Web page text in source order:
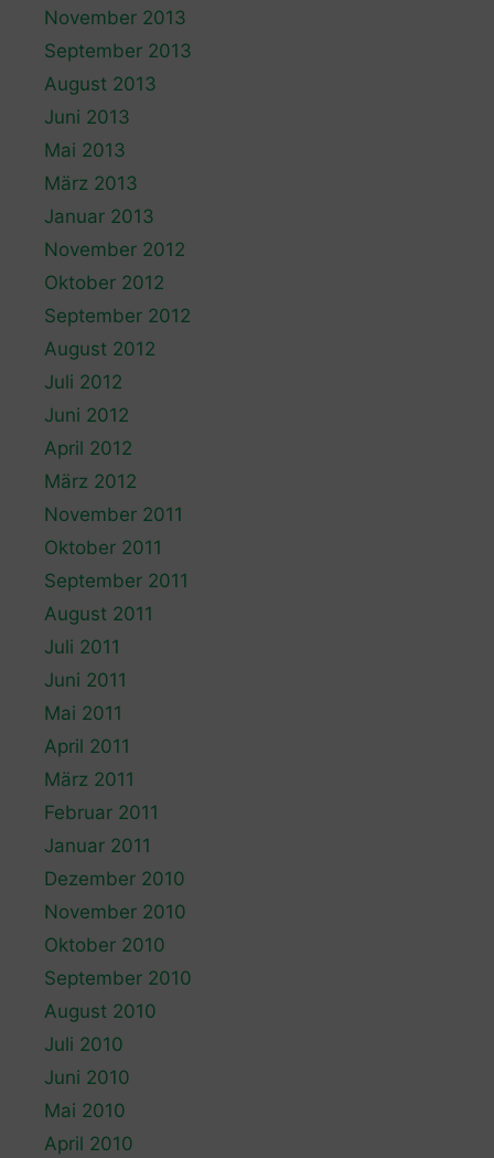
November 2013
September 2013
August 2013
Juni 2013
Mai 2013
März 2013
Januar 2013
November 2012
Oktober 2012
September 2012
August 2012
Juli 2012
Juni 2012
April 2012
März 2012
November 2011
Oktober 2011
September 2011
August 2011
Juli 2011
Juni 2011
Mai 2011
April 2011
März 2011
Februar 2011
Januar 2011
Dezember 2010
November 2010
Oktober 2010
September 2010
August 2010
Juli 2010
Juni 2010
Mai 2010
April 2010